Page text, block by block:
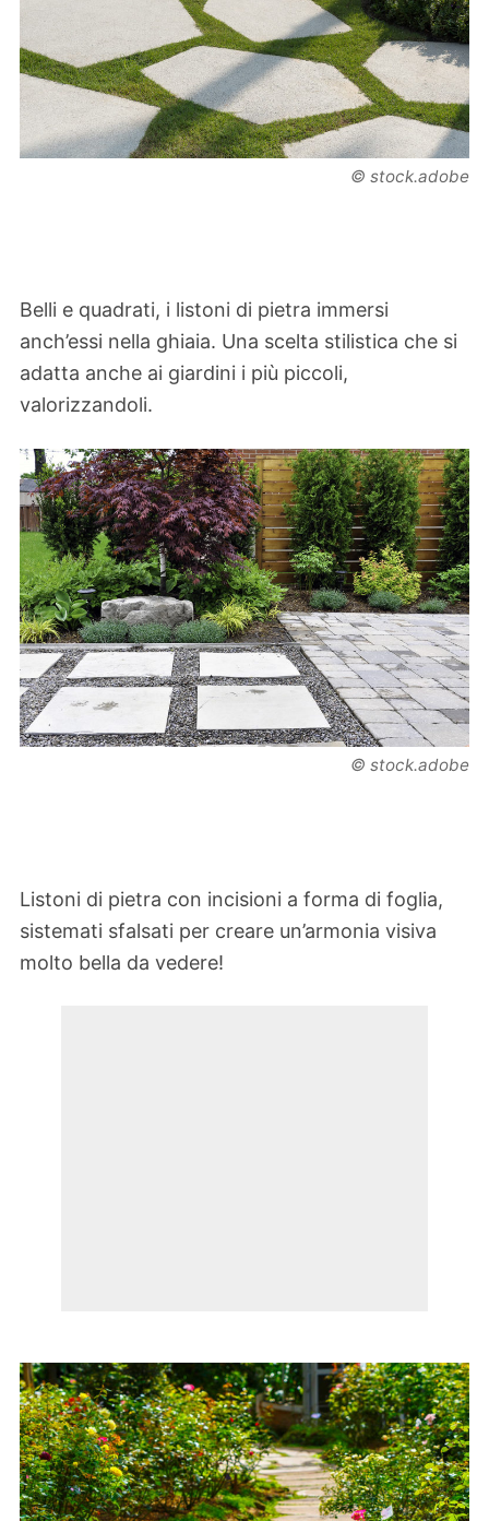
© stock.adobe
Belli e quadrati, i listoni di pietra immersi
anch’essi nella ghiaia. Una scelta stilistica che si
adatta anche ai giardini i più piccoli,
valorizzandoli.
© stock.adobe
Listoni di pietra con incisioni a forma di foglia,
sistemati sfalsati per creare un’armonia visiva
molto bella da vedere!